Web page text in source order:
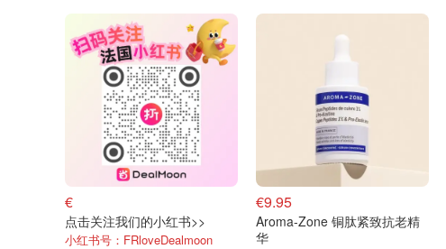
€
点击关注我们的小红书>>
小红书号：FRloveDealmoon
€9.95
Aroma-Zone 铜肽紧致抗老精
华